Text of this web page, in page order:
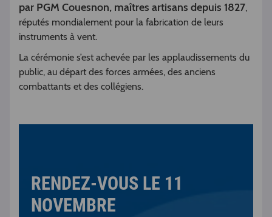
par PGM Couesnon, maîtres artisans depuis 1827,
réputés mondialement pour la fabrication de leurs
instruments à vent.
La cérémonie s’est achevée par les applaudissements du
public, au départ des forces armées, des anciens
combattants et des collégiens.
RENDEZ-VOUS LE 11
NOVEMBRE